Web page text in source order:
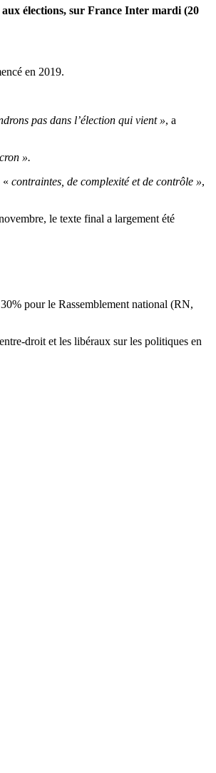
élections, sur France Inter mardi (20
en 2019.
pas dans l’élection qui vient », a
».
« contraintes, de complexité et de contrôle »,
le texte final a largement été
pour le Rassemblement national (RN,
droit et les libéraux sur les politiques en